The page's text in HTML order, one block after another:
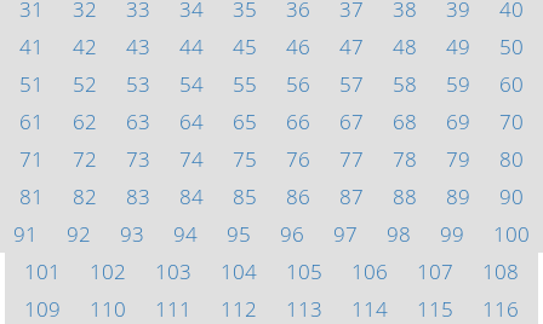
31
32 33 34 35 36 37 38 39
40
41
42 43 44 45 46 47 48 49
50
51
52 53 54 55 56 57 58 59
60
61
62 63 64 65 66 67 68 69
70
71
72 73 74 75 76 77 78 79
80
81
82 83 84 85 86 87 88 89
90
91
92 93 94 95 96 97 98 99
100
101
102 103 104 105 106 107
108
109
110 111 112 113 114 115
116